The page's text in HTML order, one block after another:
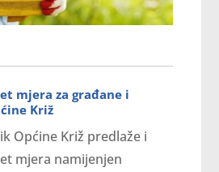
mjera za građane i
Križ
Općine Križ predlaže i
mjera namijenjen